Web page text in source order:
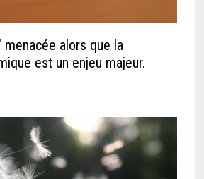
menacée alors que la
est un enjeu majeur.